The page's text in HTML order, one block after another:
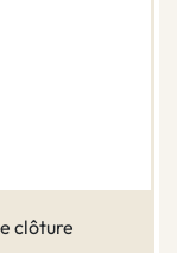
clôture